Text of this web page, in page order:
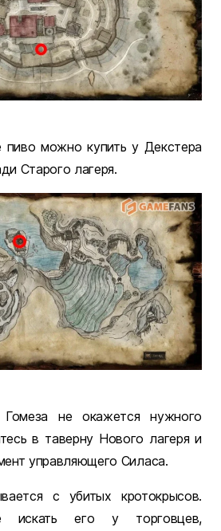
пиво можно купить у Декстера
Старого лагеря.
не окажется нужного
в таверну Нового лагеря и
управляющего Силаса.
с убитых кротокрысов.
искать его у торговцев,